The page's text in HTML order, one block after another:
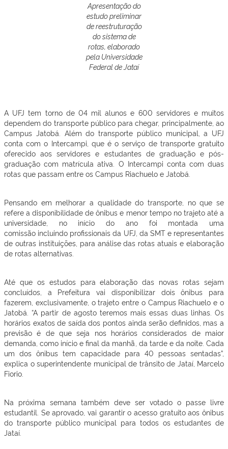
Apresentação do
estudo preliminar
de reestruturação
do sistema de
rotas, elaborado
pela Universidade
Federal de Jataí
A UFJ tem torno de 04 mil alunos e 600 servidores e muitos
dependem do transporte público para chegar, principalmente, ao
Campus Jatobá. Além do transporte público municipal, a UFJ
conta com o Intercampi, que é o serviço de transporte gratuito
oferecido aos servidores e estudantes de graduação e pós-
graduação com matrícula ativa. O Intercampi conta com duas
rotas que passam entre os Campus Riachuelo e Jatobá.
Pensando em melhorar a qualidade do transporte, no que se
refere a disponibilidade de ônibus e menor tempo no trajeto até a
universidade, no início do ano foi montada uma
comissão incluindo profissionais da UFJ, da SMT e representantes
de outras instituições, para análise das rotas atuais e elaboração
de rotas alternativas.
Até que os estudos para elaboração das novas rotas sejam
concluídos, a Prefeitura vai disponibilizar dois ônibus para
fazerem, exclusivamente, o trajeto entre o Campus Riachuelo e o
Jatobá. “A partir de agosto teremos mais essas duas linhas. Os
horários exatos de saída dos pontos ainda serão definidos, mas a
previsão é de que seja nos horários considerados de maior
demanda, como início e final da manhã, da tarde e da noite. Cada
um dos ônibus tem capacidade para 40 pessoas sentadas”,
explica o superintendente municipal de trânsito de Jataí, Marcelo
Fiorio.
Na próxima semana também deve ser votado o passe livre
estudantil. Se aprovado, vai garantir o acesso gratuito aos ônibus
do transporte público municipal para todos os estudantes de
Jataí.